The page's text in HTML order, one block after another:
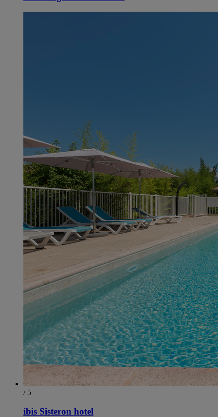
/ 5
ibis Sisteron hotel